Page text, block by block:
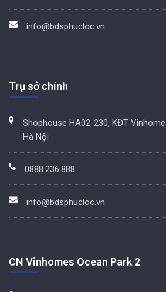
info@bdsphucloc.vn
Trụ sở chính
Shophouse HA02-230, KĐT
Hà Nội
0888.236.888
info@bdsphucloc.vn
CN Vinhomes Ocean Park 2